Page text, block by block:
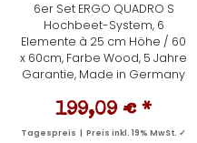
6er Set ERGO QUADRO S
Hochbeet-System, 6
Elemente à 25 cm Höhe / 60
x 60cm, Farbe Wood, 5 Jahre
Garantie, Made in Germany
199,09 € *
Tagespreis | Preis inkl. 19% MwSt. ✓